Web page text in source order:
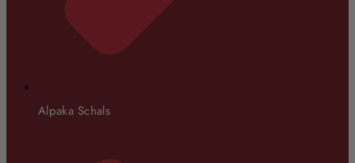
Alpaka Schals